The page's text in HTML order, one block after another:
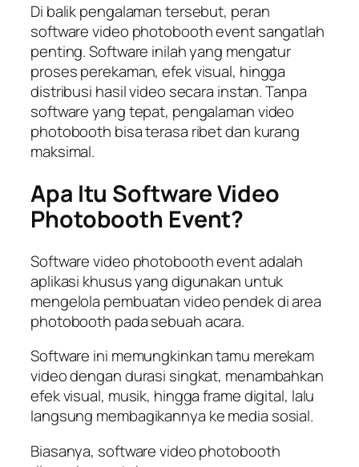
Di balik pengalaman tersebut, peran
software video photobooth event sangatlah
penting. Software inilah yang mengatur
proses perekaman, efek visual, hingga
distribusi hasil video secara instan. Tanpa
software yang tepat, pengalaman video
photobooth bisa terasa ribet dan kurang
maksimal.
Apa Itu Software Video
Photobooth Event?
Software video photobooth event adalah
aplikasi khusus yang digunakan untuk
mengelola pembuatan video pendek di area
photobooth pada sebuah acara.
Software ini memungkinkan tamu merekam
video dengan durasi singkat, menambahkan
efek visual, musik, hingga frame digital, lalu
langsung membagikannya ke media sosial.
Biasanya, software video photobooth